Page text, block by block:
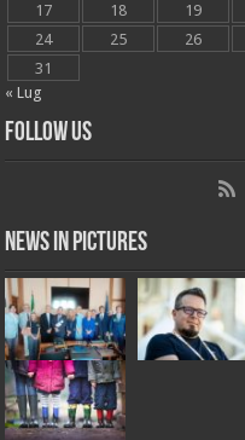
17
18 19
24
25 26
31
« Lug
Follow Us
News in Pictures